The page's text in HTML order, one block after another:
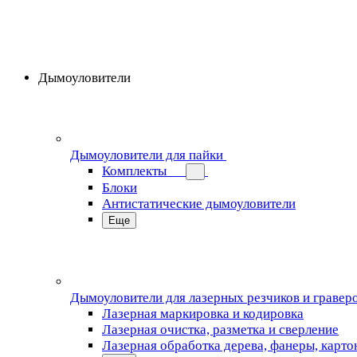
Дымоуловители
Дымоуловители для пайки
Комплекты
Блоки
Антистатические дымоуловители
Еще
Дымоуловители для лазерных резчиков и
Лазерная маркировка и кодировка
Лазерная очистка, разметка и сверление
Лазерная обработка дерева, фанеры,